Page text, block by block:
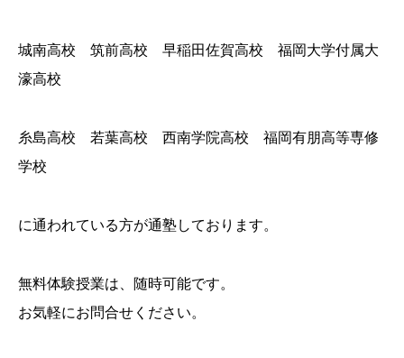
城南高校 筑前高校 早稲田佐賀高校 福岡大学付属大
濠高校
糸島高校 若葉高校 西南学院高校 福岡有朋高等専修
学校
に通われている方が通塾しております。
無料体験授業は、随時可能です。
お気軽にお問合せください。